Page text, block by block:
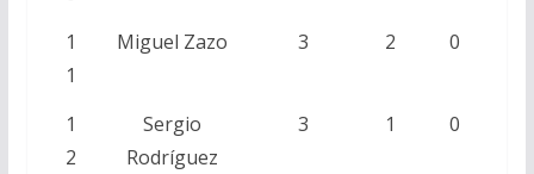
1
1
Miguel Zazo 3 2 0
1
2
Sergio
Rodríguez
3 1 0